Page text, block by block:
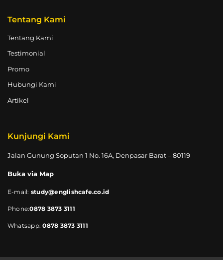
Tentang Kami
Tentang Kami
Testimonial
Promo
Hubungi Kami
Artikel
Kunjungi Kami
Jalan Gunung Soputan 1 No. 16A, Denpasar Barat – 80119
Buka via Map
E-mail: study@englishcafe.co.id
Phone:0878 3873 3111
Whatsapp:0878 3873 3111